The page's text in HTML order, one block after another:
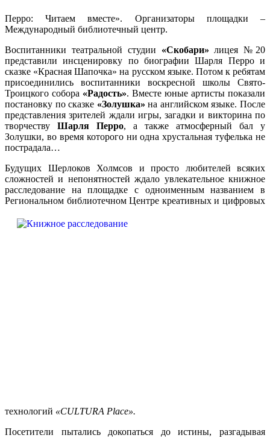
Перро: Читаем вместе». Организаторы площадки –
Международный библиотечный центр.
Воспитанники театральной студии «Скобари» лицея №20
представили инсценировку по биографии Шарля Перро и
сказке «Красная Шапочка» на русском языке. Потом к ребятам
присоединились воспитанники воскресной школы Свято-
Троицкого собора «Радость». Вместе юные артисты показали
постановку по сказке «Золушка» на английском языке. После
представления зрителей ждали игры, загадки и викторина по
творчеству Шарля Перро, а также атмосферный бал у
Золушки, во время которого ни одна хрустальная туфелька не
пострадала…
Будущих Шерлоков Холмсов и просто любителей всяких
сложностей и непонятностей ждало увлекательное книжное
расследование на площадке с одноименным названием в
Региональном библиотечном Центре креативных и цифровых
технологий «CULTURA Place».
Посетители пытались докопаться до истины, разгадывая